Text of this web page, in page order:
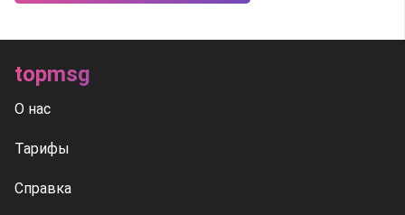
topmsg
О нас
Тарифы
Справка